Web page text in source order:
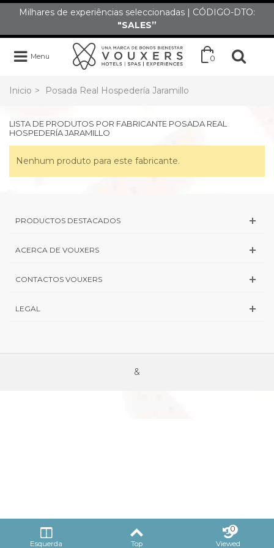
Milhares de experiências seleccionadas | CÓDIGO-DTO:
"SALES”
Menu 0
Inicio > Posada Real Hospedería Jaramillo
LISTA DE PRODUTOS POR FABRICANTE POSADA REAL
HOSPEDERÍA JARAMILLO
Nenhum produto para este fabricante.
PRODUCTOS DESTACADOS
ACERCA DE VOUXERS
CONTACTOS VOUXERS
LEGAL
&
Esquerda Top Viewed
0